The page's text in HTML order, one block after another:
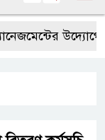
উদ্যোগে